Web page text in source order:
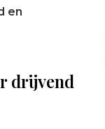
en
drijvend